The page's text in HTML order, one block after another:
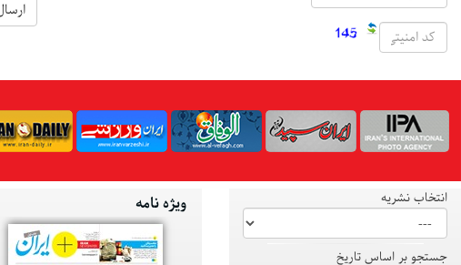
انتخاب نشریه
جستجو بر اساس تاریخ
ویژه نامه